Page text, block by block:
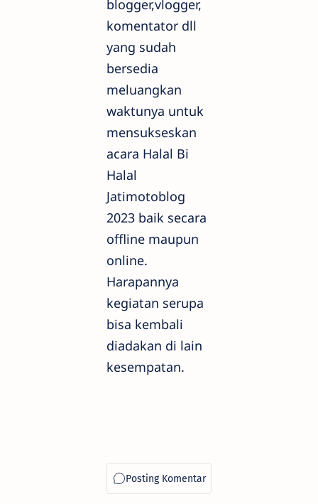
blogger,vlogger,
komentator dll
yang sudah
bersedia
meluangkan
waktunya untuk
mensukseskan
acara Halal Bi
Halal
Jatimotoblog
2023 baik secara
offline maupun
online.
Harapannya
kegiatan serupa
bisa kembali
diadakan di lain
kesempatan.